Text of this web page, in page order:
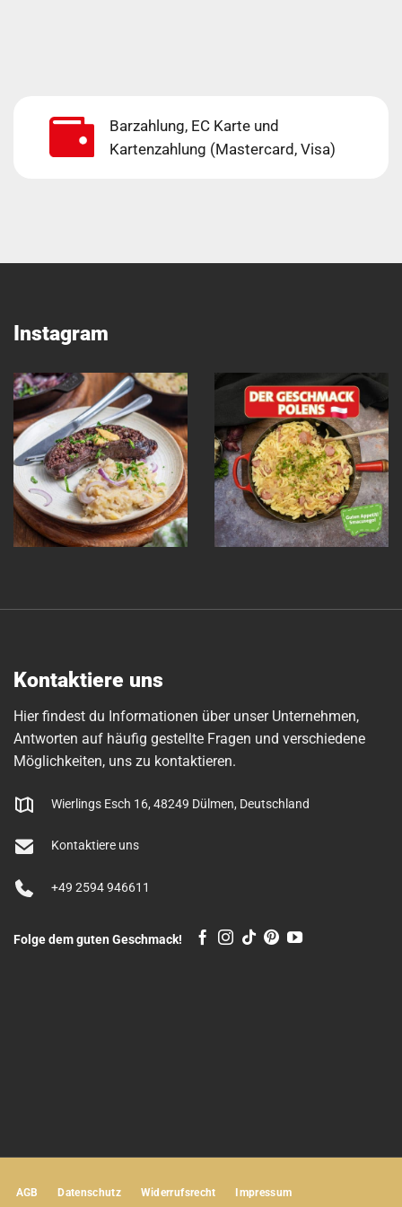
Barzahlung, EC Karte und
Kartenzahlung (Mastercard, Visa)
Instagram
Kontaktiere uns
Hier findest du Informationen über unser Unternehmen,
Antworten auf häufig gestellte Fragen und verschiedene
Möglichkeiten, uns zu kontaktieren.
Wierlings Esch 16, 48249 Dülmen, Deutschland
Kontaktiere uns
+49 2594 946611
Folge dem guten Geschmack!
AGB Datenschutz Widerrufsrecht Impressum